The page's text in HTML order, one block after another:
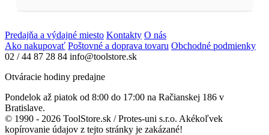
Predajňa a výdajné miesto Kontakty O nás
Ako nakupovať Poštovné a doprava tovaru Obchodné podmienky
02 / 44 87 28 84 info@toolstore.sk
Otváracie hodiny predajne
Pondelok až piatok od 8:00 do 17:00 na Račianskej 186 v
Bratislave.
© 1990 - 2026 ToolStore.sk / Protes-uni s.r.o. Akékoľvek
kopírovanie údajov z tejto stránky je zakázané!